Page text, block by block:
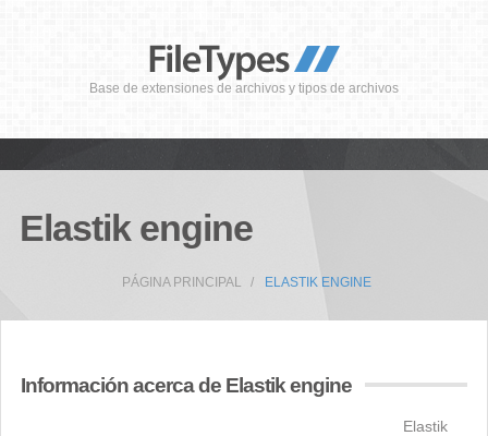
Base de extensiones de archivos y tipos de archivos
Elastik engine
PÁGINA PRINCIPAL ELASTIK ENGINE
Información acerca de Elastik engine
Elastik